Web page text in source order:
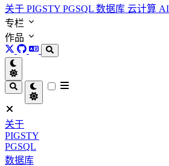
关于 PIGSTY PGSQL 数据库 云计算 AI
专栏
作品
关于
PIGSTY
PGSQL
数据库